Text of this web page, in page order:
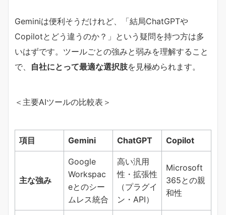
Geminiは便利そうだけれど、「結局ChatGPTや
Copilotとどう違うのか？」という疑問を持つ方は多
いはずです。ツールごとの強みと弱みを理解すること
で、 自社にとって最適な選択肢を見極められます。
＜主要AIツールの比較表＞
項目 Gemini ChatGPT Copilot
主な強み
Google
Workspac
eとのシー
ムレス統合
高い汎用
性・拡張性
（プラグイ
ン・API）
Microsoft
365との親
和性